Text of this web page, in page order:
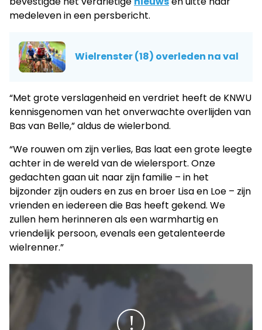
medeleven in een persbericht.
Wielrenster (18) overleden na val
“Met grote verslagenheid en verdriet heeft de KNWU
kennisgenomen van het onverwachte overlijden van
Bas van Belle,” aldus de wielerbond.
“We rouwen om zijn verlies, Bas laat een grote leegte
achter in de wereld van de wielersport. Onze
gedachten gaan uit naar zijn familie – in het
bijzonder zijn ouders en zus en broer Lisa en Loe – zijn
vrienden en iedereen die Bas heeft gekend. We
zullen hem herinneren als een warmhartig en
vriendelijk persoon, evenals een getalenteerde
wielrenner.”